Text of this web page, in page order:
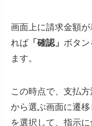
画面上に請求金額
れば「確認」 ボタ
ます。
この時点で、支払
から選ぶ画面に遷移
を選択して、指示